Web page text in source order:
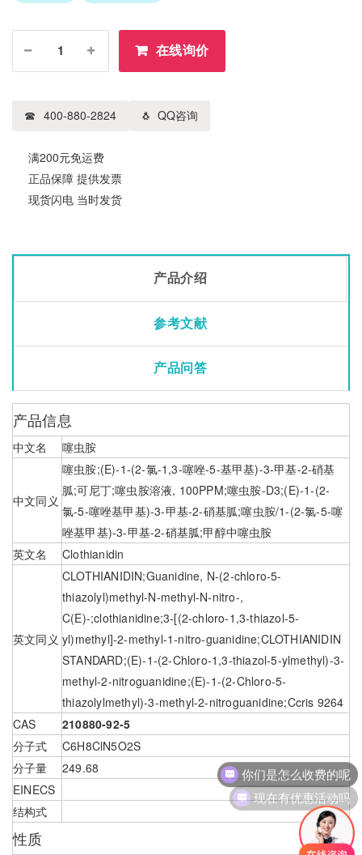
在线询价
QQ咨询
400-880-2824
满200元免运费
正品保障 提供发票
现货闪电 当时发货
产品介绍
参考文献
产品问答
产品信息
中文名 噻虫胺
中文同义
噻虫胺;(E)-1-(2-氯-1,3-噻唑-5-基甲基)-3-甲基-2-硝基
胍;可尼丁;噻虫胺溶液, 100PPM;噻虫胺-D3;(E)-1-(2-
氯-5-噻唑基甲基)-3-甲基-2-硝基胍;噻虫胺/1-(2-氯-5-噻
唑基甲基)-3-甲基-2-硝基胍;甲醇中噻虫胺
英文名
Clothianidin
英文同义
CLOTHIANIDIN;Guanidine, N-(2-chloro-5-
thiazolyl)methyl-N-methyl-N-nitro-,
C(E)-;clothianidine;3-[(2-chloro-1,3-thiazol-5-
yl)methyl]-2-methyl-1-nitro-guanidine;CLOTHIANIDIN
STANDARD;(E)-1-(2-Chloro-1,3-thiazol-5-ylmethyl)-3-
methyl-2-nitroguanidine;(E)-1-(2-Chloro-5-
thiazolylmethyl)-3-methyl-2-nitroguanidine;Ccris 9264
CAS
210880-92-5
分子式
C6H8ClN5O2S
分子量
249.68
EINECS
结构式
性质
你们是怎么收费的呢
现在有优惠活动吗